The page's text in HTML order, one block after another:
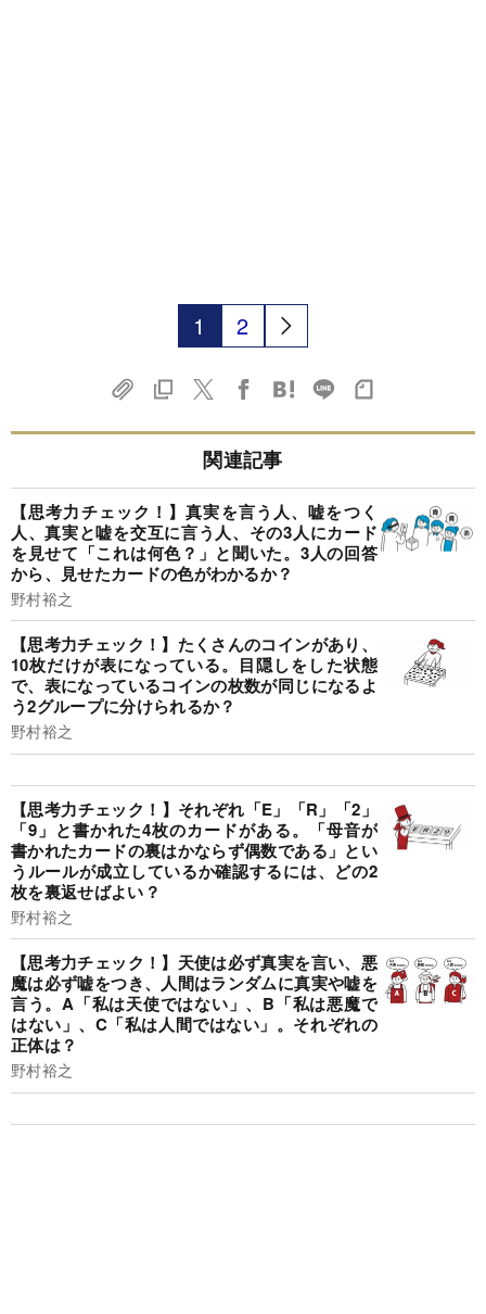
1 2
関連記事
【思考力チェック！】真実を言う人、嘘をつく
人、真実と嘘を交互に言う人、その3人にカード
を見せて「これは何色？」と聞いた。3人の回答
から、見せたカードの色がわかるか？
野村裕之
【思考力チェック！】たくさんのコインがあり、
10枚だけが表になっている。目隠しをした状態
で、表になっているコインの枚数が同じになるよ
う2グループに分けられるか？
野村裕之
【思考力チェック！】それぞれ「E」「R」「2」
「9」と書かれた4枚のカードがある。「母音が
書かれたカードの裏はかならず偶数である」とい
うルールが成立しているか確認するには、どの2
枚を裏返せばよい？
野村裕之
【思考力チェック！】天使は必ず真実を言い、悪
魔は必ず嘘をつき、人間はランダムに真実や嘘を
言う。A「私は天使ではない」、B「私は悪魔で
はない」、C「私は人間ではない」。それぞれの
正体は？
野村裕之